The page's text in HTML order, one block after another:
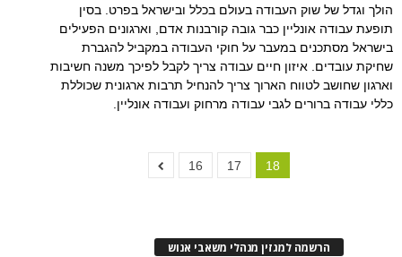
הולך וגדל של שוק העבודה בעולם בכלל ובישראל בפרט. בסין
תופעת עבודה אונליין כבר גובה קורבנות אדם, וארגונים הפעילים
בישראל מסתכנים במעבר על חוקי העבודה במקביל להגברת
שחיקת עובדים. איזון חיים עבודה צריך לקבל לפיכך משנה חשיבות
וארגון שחושב לטווח הארוך צריך להנחיל תרבות ארגונית שכוללת
כללי עבודה ברורים לגבי עבודה מרחוק ועבודה אונליין.
16 17 18
הרשמה למגזין מנהלי משאבי אנוש